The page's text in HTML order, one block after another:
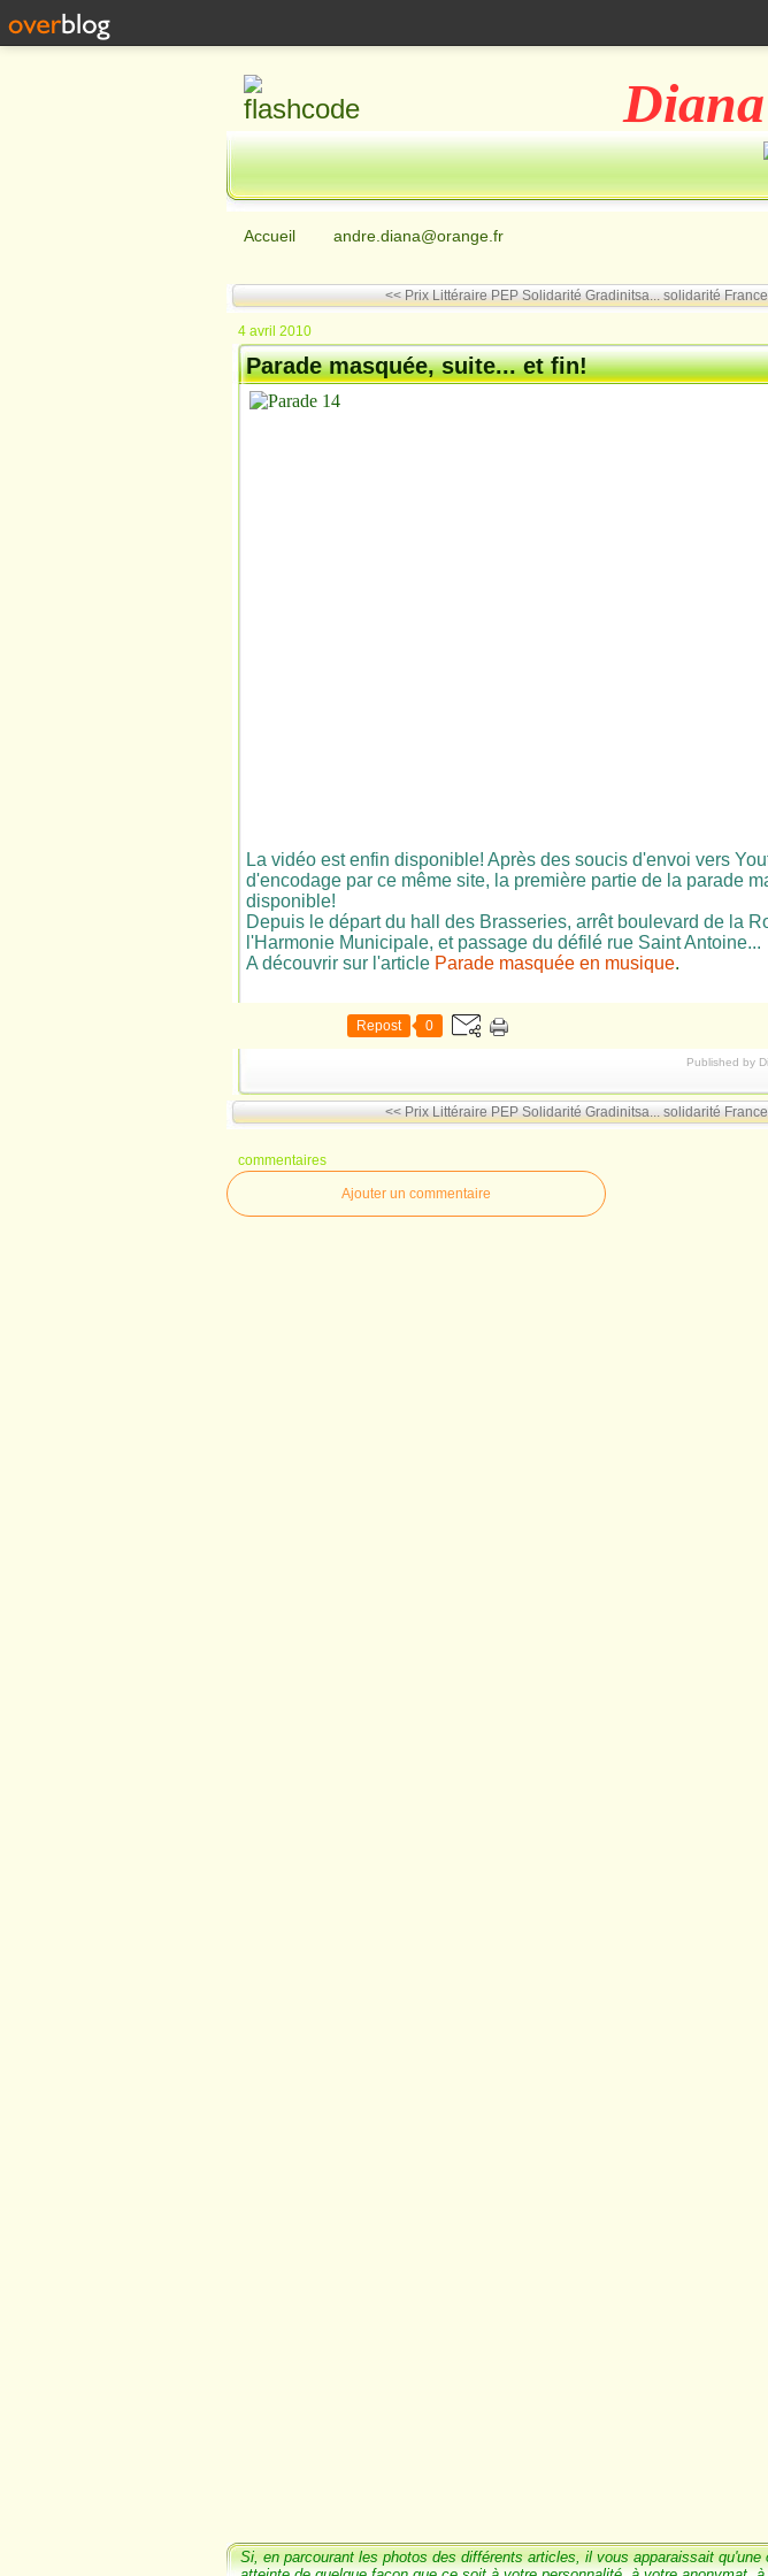
Diana
Accueil andre.diana@orange.fr
<< Prix Littéraire PEP Solidarité Gradinitsa... solidarité
4 avril 2010
Parade masquée, suite... et fin!
La vidéo est enfin disponible! Après des soucis d'envoi vers
d'encodage par ce même site, la première partie de la parade
disponible!
Depuis le départ du hall des Brasseries, arrêt boulevard de la
l'Harmonie Municipale, et passage du défilé rue Saint Antoine...
A découvrir sur l'article Parade masquée en musique.
Repost 0
Published by
<< Prix Littéraire PEP Solidarité Gradinitsa... solidarité
commentaires
Ajouter un commentaire
Si, en parcourant les photos des différents articles, il vous apparaissait qu'une